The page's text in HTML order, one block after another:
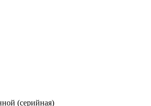
(серийная)